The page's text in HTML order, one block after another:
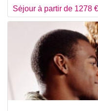
Séjour à partir de 1278